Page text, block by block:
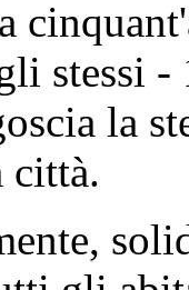
stessi
la
città.